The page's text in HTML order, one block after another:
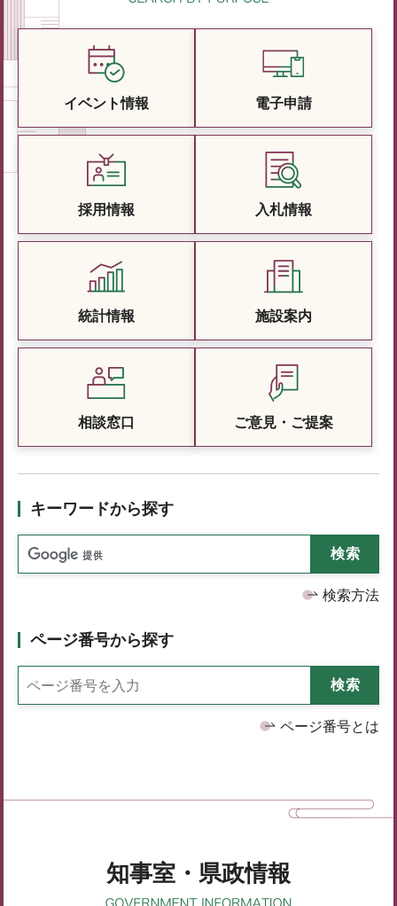
イベント情報 電子申請
採用情報 入札情報
統計情報 施設案内
相談窓口 ご意見・ご提案
キーワードから探す
検索方法
ページ番号から探す
ページ番号とは
知事室・県政情報